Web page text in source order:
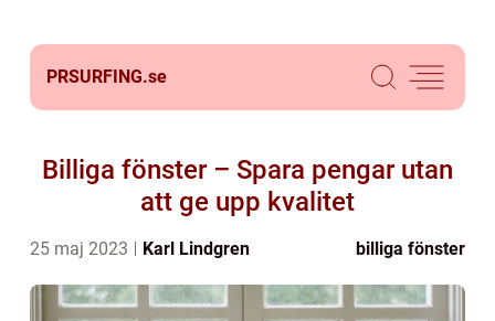
PRSURFING.se
Billiga fönster – Spara pengar utan
att ge upp kvalitet
25 maj 2023 Karl Lindgren billiga fönster